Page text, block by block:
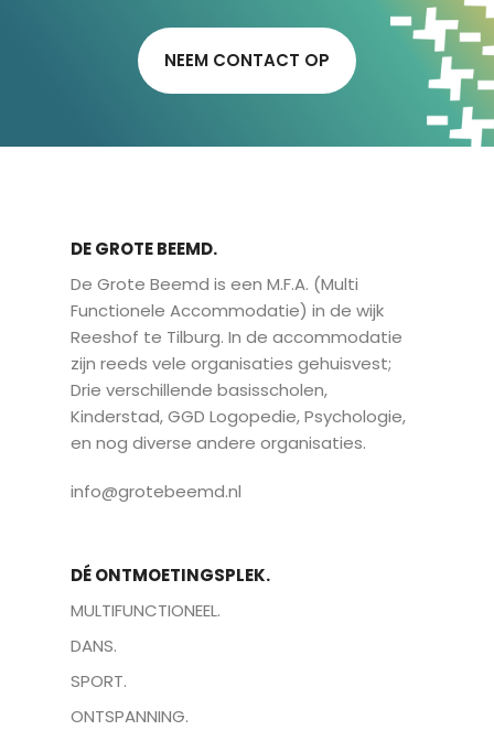
NEEM CONTACT OP
DE GROTE BEEMD.
De Grote Beemd is een M.F.A. (Multi
Functionele Accommodatie) in de wijk
Reeshof te Tilburg. In de accommodatie
zijn reeds vele organisaties gehuisvest;
Drie verschillende basisscholen,
Kinderstad, GGD Logopedie, Psychologie,
en nog diverse andere organisaties.
info@grotebeemd.nl
DÉ ONTMOETINGSPLEK.
MULTIFUNCTIONEEL.
DANS.
SPORT.
ONTSPANNING.